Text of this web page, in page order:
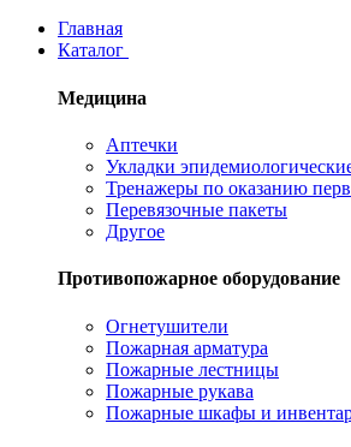
Главная
Каталог
Медицина
Аптечки
Укладки
Тренажеры по оказанию
Перевязочные пакеты
Другое
Противопожарное оборудование
Огнетушители
Пожарная арматура
Пожарные лестницы
Пожарные рукава
Пожарные шкафы и